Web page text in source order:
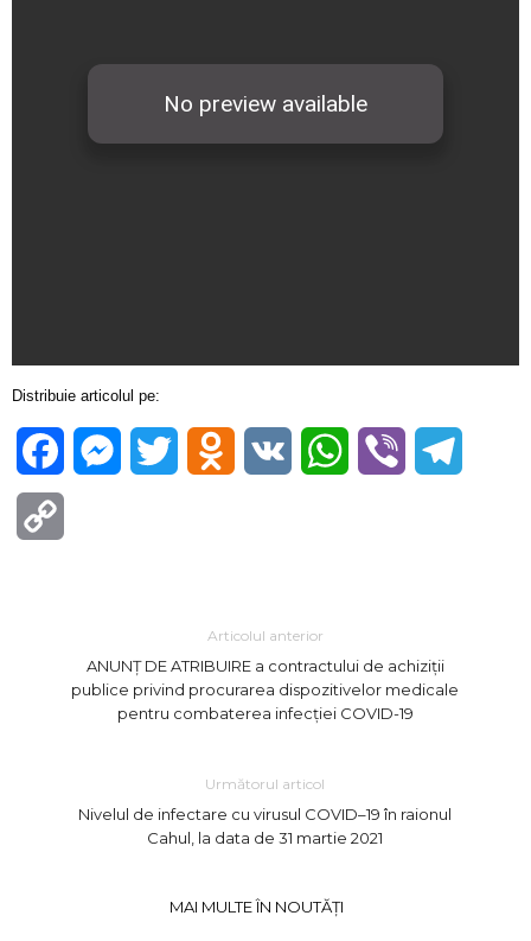
Distribuie articolul pe:
FacebookMessenger
Twitter Odnoklassniki
VK WhatsApp
Viber
Articolul anterior
ANUNȚ DE ATRIBUIRE a contractului de achiziții
publice privind procurarea dispozitivelor medicale
pentru combaterea infecției COVID-19
Următorul articol
Nivelul de infectare cu virusul COVID–19 în raionul
Cahul, la data de 31 martie 2021
MAI MULTE ÎN NOUTĂȚI